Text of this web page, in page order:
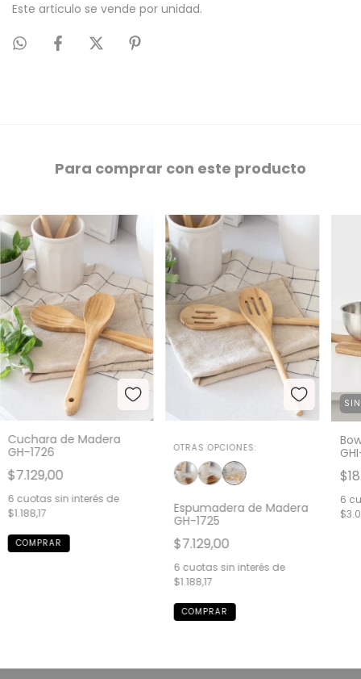
Este articulo se vende por unidad.
Para comprar con este producto
Cuchara de Madera
GH-1726
$7.129,00
6 cuotas sin interés de
$1.188,17
OTRAS OPCIONES:
Espumadera de Madera
GH-1725
$7.129,00
6 cuotas sin interés de
$1.188,17
6